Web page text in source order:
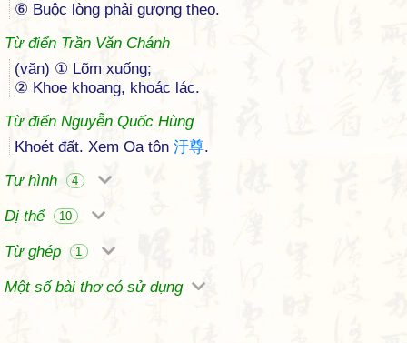
⑥ Buộc lòng phải gượng theo.
Từ điển Trần Văn Chánh
(văn) ① Lõm xuống;
② Khoe khoang, khoác lác.
Từ điển Nguyễn Quốc Hùng
Khoét đất. Xem Oa tôn 汙尊.
Tự hình
4
Dị thể 10
Từ ghép 1
Một số bài thơ có sử dụng